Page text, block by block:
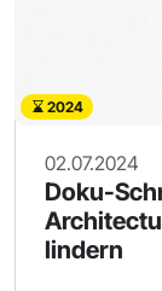
2024
02.07.2024
Doku-
lindern